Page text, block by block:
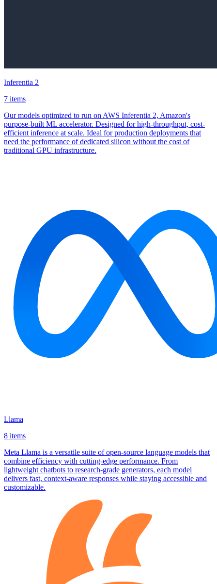
Inferentia 2
7 items
Our models optimized to run on AWS Inferentia 2, Amazon's
purpose-built ML accelerator. Designed for high-throughput, cost-
efficient inference at scale. Ideal for production deployments that
need the performance of dedicated silicon without the cost of
traditional GPU infrastructure.
Llama
8 items
Meta Llama is a versatile suite of open‑source language models that
combine efficiency with cutting‑edge performance. From
lightweight chatbots to research‑grade generators, each model
delivers fast, context‑aware responses while staying accessible and
customizable.